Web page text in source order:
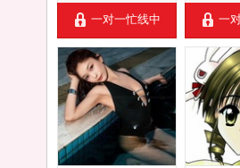
一对一忙线中 一